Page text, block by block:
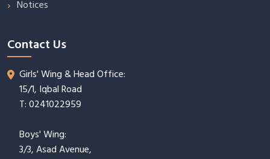
Notices
Contact Us
Girls' Wing & Head Office:
15/1, Iqbal Road
T: 0241022959
Boys' Wing:
3/3, Asad Avenue,